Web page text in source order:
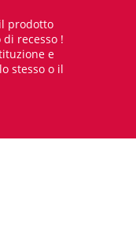
prodotto
recesso !
e
stesso o il